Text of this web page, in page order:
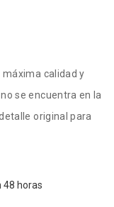
calidad y
se encuentra en la
original para
48 horas